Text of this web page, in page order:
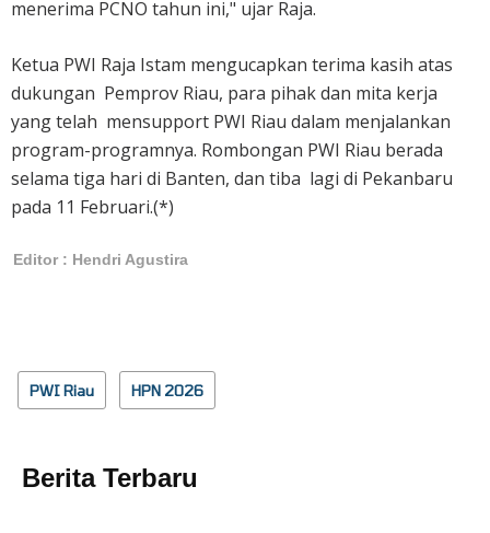
menerima PCNO tahun ini," ujar Raja.
Ketua PWI Raja Istam mengucapkan terima kasih atas
dukungan Pemprov Riau, para pihak dan mita kerja
yang telah mensupport PWI Riau dalam menjalankan
program-programnya. Rombongan PWI Riau berada
selama tiga hari di Banten, dan tiba lagi di Pekanbaru
pada 11 Februari.(*)
Editor : Hendri Agustira
PWI Riau HPN 2026
Berita Terbaru